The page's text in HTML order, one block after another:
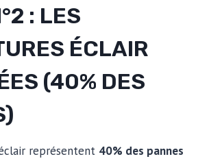
: LES
ÉCLAIR
(40% DES
représentent 40% des pannes